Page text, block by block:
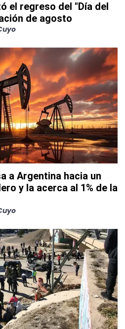
el regreso del "Día del
de agosto
a Argentina hacia un
y la acerca al 1% de la